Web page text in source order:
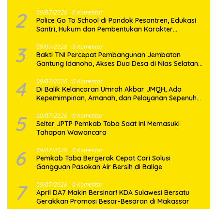
2 09/07/2026 0 Komentar
Police Go To School di Pondok Pesantren, Edukasi
Santri, Hukum dan Pembentukan Karakter
3 09/07/2026 0 Komentar
Bakti TNI Percepat Pembangunan Jembatan
Gantung Idanoho, Akses Dua Desa di Nias Selatan
4 09/07/2026 0 Komentar
Di Balik Kelancaran Umrah Akbar JMQH, Ada
Kepemimpinan, Amanah, dan Pelayanan Sepenuh
5 09/07/2026 0 Komentar
Selter JPTP Pemkab Toba Saat Ini Memasuki
Tahapan Wawancara
6 09/07/2026 0 Komentar
Pemkab Toba Bergerak Cepat Cari Solusi
Gangguan Pasokan Air Bersih di Balige
7 09/07/2026 0 Komentar
April DA7 Makin Bersinar! KDA Sulawesi Bersatu
Gerakkan Promosi Besar-Besaran di Makassar